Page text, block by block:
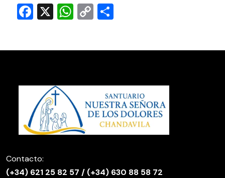
Facebook
X WhatsApp
Copy
Contacto:
(+34) 621 25 82 57 / (+34) 630 88 58 72